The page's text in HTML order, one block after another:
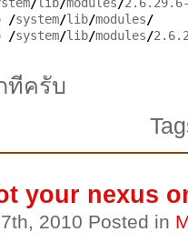
/system/lib/modules/
/system/lib/modules/
ทีครับ
your nexus
2010 Posted in